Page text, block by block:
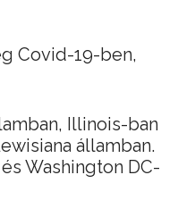
Covid-19-ben,
Illinois-ban
államban.
Washington DC-